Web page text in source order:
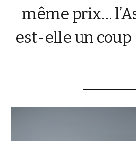
même prix…
est-elle un coup